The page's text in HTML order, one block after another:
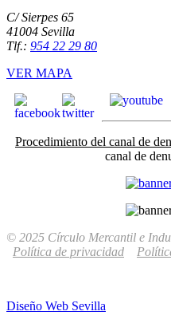
C/ Sierpes 65
41004 Sevilla
Tlf.: 954 22 29 80
VER MAPA
Procedimiento del canal de
canal de
© 2025 Círculo Mercantil e
Política de privacidad
Diseño Web Sevilla